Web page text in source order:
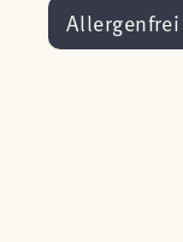
Allergenfrei